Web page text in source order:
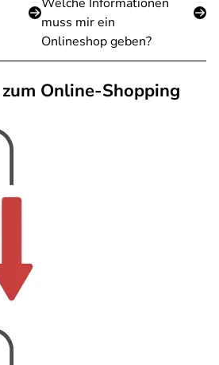
muss mir ein
Onlineshop geben?
Online-Shopping